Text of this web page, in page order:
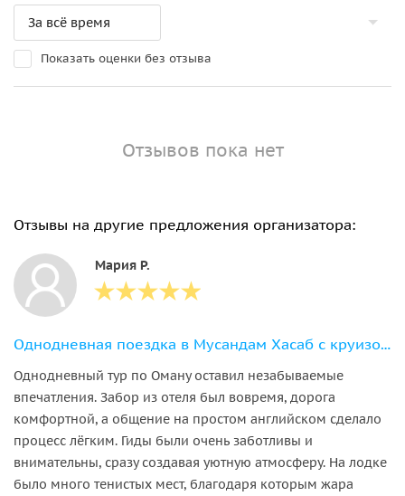
Показать оценки без отзыва
Отзывов пока нет
Отзывы на другие предложения организатора:
Мария Р.
Однодневная поездка в Мусандам Хасаб с круизом и снорклингом
Однодневный тур по Оману оставил незабываемые
впечатления. Забор из отеля был вовремя, дорога
комфортной, а общение на простом английском сделало
процесс лёгким. Гиды были очень заботливы и
внимательны, сразу создавая уютную атмосферу. На лодке
было много тенистых мест, благодаря которым жара